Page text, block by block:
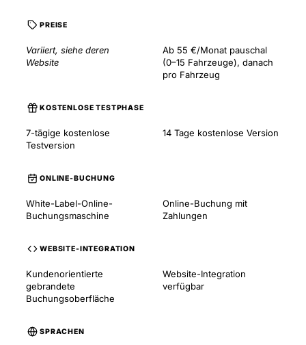
PREISE
Variiert, siehe deren
Website
Ab 55 €/Monat pauschal
(0–15 Fahrzeuge), danach
pro Fahrzeug
KOSTENLOSE TESTPHASE
7-tägige kostenlose
Testversion
14 Tage kostenlose Version
ONLINE-BUCHUNG
White-Label-Online-
Buchungsmaschine
Online-Buchung mit
Zahlungen
WEBSITE-INTEGRATION
Kundenorientierte
gebrandete
Buchungsoberfläche
Website-Integration
verfügbar
SPRACHEN